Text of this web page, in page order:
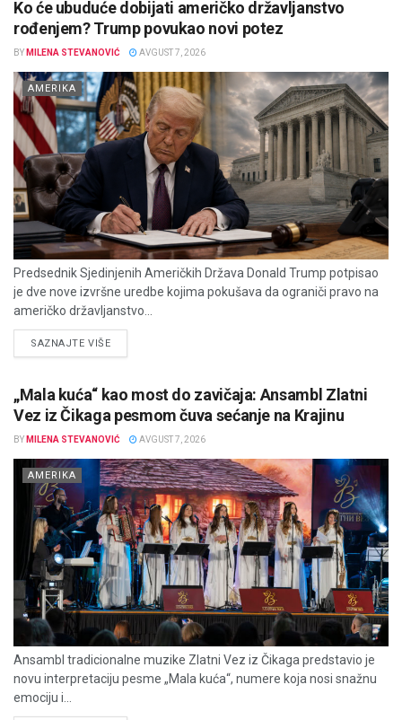
Ko će ubuduće dobijati američko državljanstvo
rođenjem? Trump povukao novi potez
BY MILENA STEVANOVIĆ AVGUST 7, 2026
AMERIKA
Predsednik Sjedinjenih Američkih Država Donald Trump potpisao
je dve nove izvršne uredbe kojima pokušava da ograniči pravo na
američko državljanstvo...
SAZNAJTE VIŠEDETAILS
„Mala kuća“ kao most do zavičaja: Ansambl Zlatni
Vez iz Čikaga pesmom čuva sećanje na Krajinu
BY MILENA STEVANOVIĆ AVGUST 7, 2026
AMERIKA
Ansambl tradicionalne muzike Zlatni Vez iz Čikaga predstavio je
novu interpretaciju pesme „Mala kuća“, numere koja nosi snažnu
emociju i...